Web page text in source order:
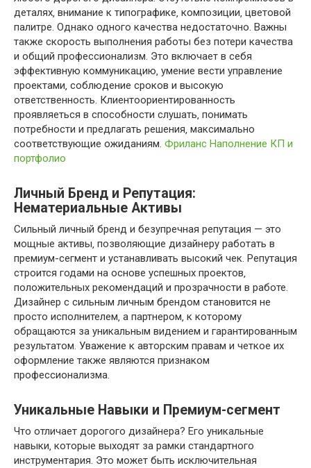
деталях‚ внимание к типографике‚ композиции‚ цветовой
палитре. Однако одного качества недостаточно. Важны
также скорость выполнения работы без потери качества
и общий профессионализм. Это включает в себя
эффективную коммуникацию‚ умение вести управление
проектами‚ соблюдение сроков и высокую
ответственность. Клиентоориентированность
проявляеться в способности слушать‚ понимать
потребности и предлагать решения‚ максимально
соответствующие ожиданиям. Фриланс Наполнение КП и
портфолио
Личный Бренд и Репутация:
Нематериальные Активы
Сильный личный бренд и безупречная репутация — это
мощные активы‚ позволяющие дизайнеру работать в
премиум-сегмент и устанавливать высокий чек. Репутация
строится годами на основе успешных проектов‚
положительных рекомендаций и прозрачности в работе.
Дизайнер с сильным личным брендом становится не
просто исполнителем‚ а партнером‚ к которому
обращаются за уникальным видением и гарантированным
результатом. Уважение к авторским правам и четкое их
оформление также являются признаком
профессионализма.
Уникальные Навыки и Премиум-сегмент
Что отличает дорогого дизайнера? Его уникальные
навыки‚ которые выходят за рамки стандартного
инструментария. Это может быть исключительная